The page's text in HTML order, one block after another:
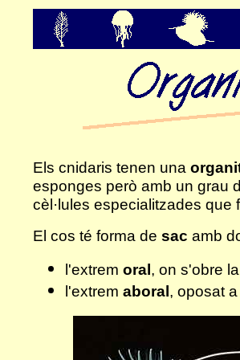
Els cnidaris tenen una
esponges però amb un grau
cèl·lules especialitzades que
El cos té forma de sac amb
l'extrem oral, on s'obre la
l'extrem aboral, oposat